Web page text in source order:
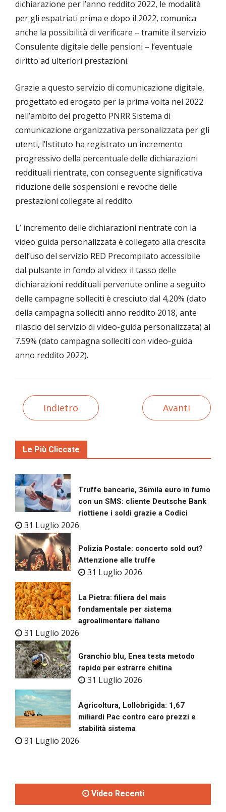
dichiarazione per l’anno reddito 2022, le modalità
per gli espatriati prima e dopo il 2022, comunica
anche la possibilità di verificare – tramite il servizio
Consulente digitale delle pensioni – l’eventuale
diritto ad ulteriori prestazioni.
Grazie a questo servizio di comunicazione digitale,
progettato ed erogato per la prima volta nel 2022
nell’ambito del progetto PNRR Sistema di
comunicazione organizzativa personalizzata per gli
utenti, l’Istituto ha registrato un incremento
progressivo della percentuale delle dichiarazioni
reddituali rientrate, con conseguente significativa
riduzione delle sospensioni e revoche delle
prestazioni collegate al reddito.
L’ incremento delle dichiarazioni rientrate con la
video guida personalizzata è collegato alla crescita
dell’uso del servizio RED Precompilato accessibile
dal pulsante in fondo al video: il tasso delle
dichiarazioni reddituali pervenute online a seguito
delle campagne solleciti è cresciuto dal 4,20% (dato
della campagna solleciti anno reddito 2018, ante
rilascio del servizio di video-guida personalizzata) al
7.59% (dato campagna solleciti con video-guida
anno reddito 2022).
Indietro Avanti
Le Più Cliccate
Truffe bancarie, 36mila euro in fumo
con un SMS: cliente Deutsche Bank
riottiene i soldi grazie a Codici
31 Luglio 2026
Polizia Postale: concerto sold out?
Attenzione alle truffe
31 Luglio 2026
La Pietra: filiera del mais
fondamentale per sistema
agroalimentare italiano
31 Luglio 2026
Granchio blu, Enea testa metodo
rapido per estrarre chitina
31 Luglio 2026
Agricoltura, Lollobrigida: 1,67
miliardi Pac contro caro prezzi e
stabilità sistema
31 Luglio 2026
Video Recenti